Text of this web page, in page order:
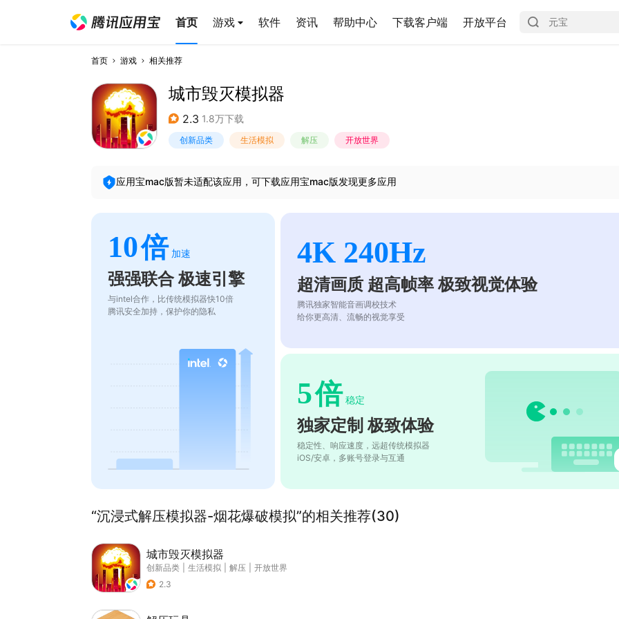
首页 游戏 软件 资讯 帮助中心 下载客户端 开放平台
首页 游戏 相关推荐
城市毁灭模拟器
2.3 1.8万下载
创新品类 生活模拟 解压 开放世界
应用宝mac版暂未适配该应用，可下载应用宝mac版发现更多应用
10倍 加速
强强联合 极速引擎
与intel合作，比传统模拟器快10倍
腾讯安全加持，保护你的隐私
4K 240Hz
超清画质 超高帧率 极致视觉体验
腾讯独家智能音画调校技术
给你更高清、流畅的视觉享受
5倍 稳定
独家定制 极致体验
稳定性、响应速度，远超传统模拟器
iOS/安卓，多账号登录与互通
“沉浸式解压模拟器-烟花爆破模拟”的相关推荐(30)
城市毁灭模拟器
创新品类 生活模拟 解压
开放世界
2.3